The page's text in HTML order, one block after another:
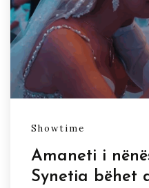
Showtime
Amaneti i
Synetia bëhet